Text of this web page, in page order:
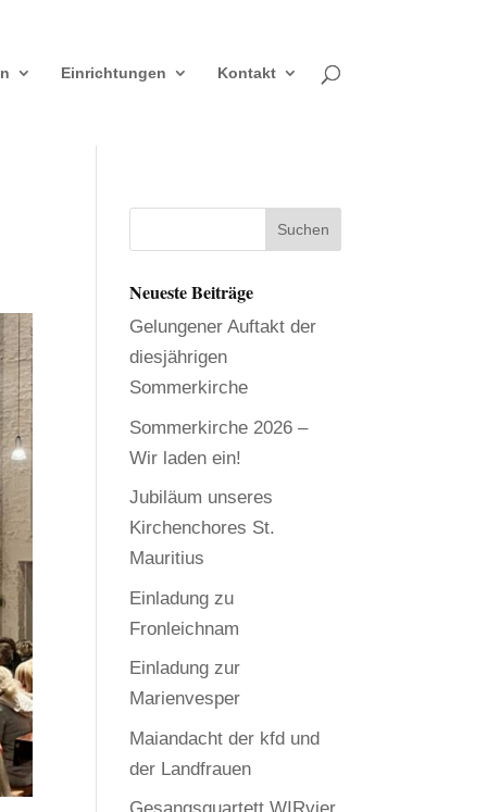
Einrichtungen Kontakt
Neueste Beiträge
Gelungener Auftakt der
diesjährigen
Sommerkirche
Sommerkirche 2026 –
Wir laden ein!
Jubiläum unseres
Kirchenchores St.
Mauritius
Einladung zu
Fronleichnam
Einladung zur
Marienvesper
Maiandacht der kfd und
der Landfrauen